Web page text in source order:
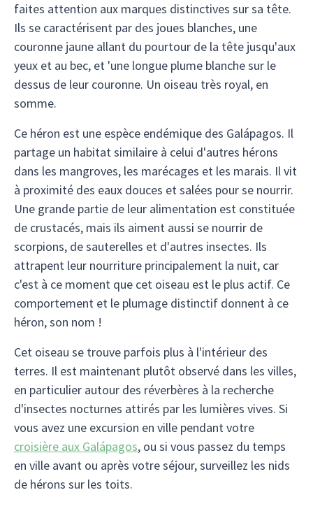
faites attention aux marques distinctives sur sa tête.
Ils se caractérisent par des joues blanches, une
couronne jaune allant du pourtour de la tête jusqu'aux
yeux et au bec, et 'une longue plume blanche sur le
dessus de leur couronne. Un oiseau très royal, en
somme.
Ce héron est une espèce endémique des Galápagos. Il
partage un habitat similaire à celui d'autres hérons
dans les mangroves, les marécages et les marais. Il vit
à proximité des eaux douces et salées pour se nourrir.
Une grande partie de leur alimentation est constituée
de crustacés, mais ils aiment aussi se nourrir de
scorpions, de sauterelles et d'autres insectes. Ils
attrapent leur nourriture principalement la nuit, car
c'est à ce moment que cet oiseau est le plus actif. Ce
comportement et le plumage distinctif donnent à ce
héron, son nom !
Cet oiseau se trouve parfois plus à l'intérieur des
terres. Il est maintenant plutôt observé dans les villes,
en particulier autour des réverbères à la recherche
d'insectes nocturnes attirés par les lumières vives. Si
vous avez une excursion en ville pendant votre
croisière aux Galápagos, ou si vous passez du temps
en ville avant ou après votre séjour, surveillez les nids
de hérons sur les toits.